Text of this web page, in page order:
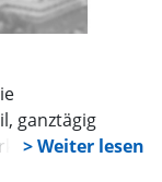
ganztägig
sind